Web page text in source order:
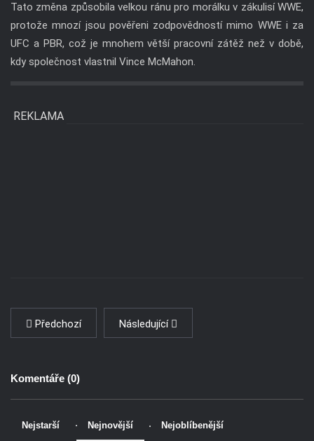
Tato změna způsobila velkou ránu pro morálku v zákulisí WWE,
protože mnozí jsou pověřeni zodpovědností mimo WWE i za
UFC a PBR, což je mnohem větší pracovní zátěž než v době,
kdy společnost vlastnil Vince McMahon.
REKLAMA
Předchozí Následující
Komentáře (0)
Nejstarší Nejnovější Nejoblíbenější